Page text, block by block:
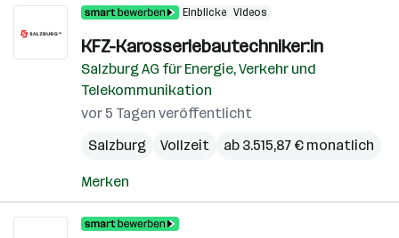
Einblicke Videos
KFZ-Karosseriebautechniker:in
Salzburg AG für Energie, Verkehr und
Telekommunikation
vor 5 Tagen veröffentlicht
Salzburg
Vollzeit ab 3.515,87 € monatlich
Merken